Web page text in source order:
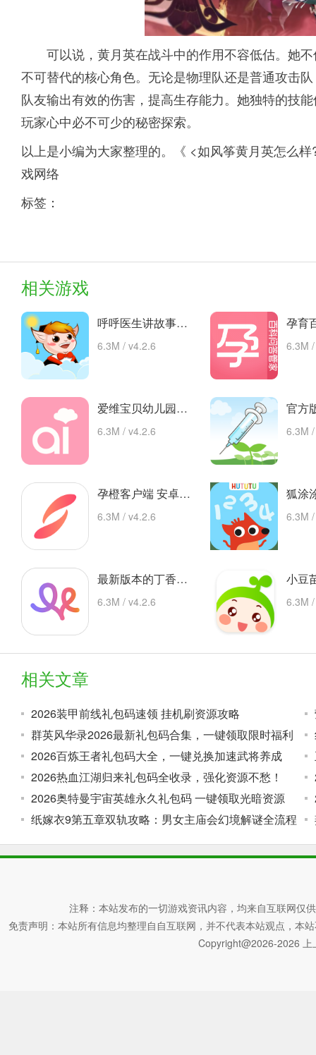
可以说，黄月英在战斗中的作用不容低估。她
不可替代的核心角色。无论是物理队还是普通攻击
队友输出有效的伤害，提高生存能力。她独特的技
玩家心中必不可少的秘密探索。
以上是小编为大家整理的。《 <如风筝黄月英怎么
戏网络
标签：
相关游戏
呼呼医生讲故事手机版的故事 安卓下载
6.3M / v4.2.6 6.3M
爱维宝贝幼儿园管理平台 app下载
6.3M / v4.2.6 6.3M
孕橙客户端 安卓下载
6.3M / v4.2.6 6.3M
最新版本的丁香妈妈app 安卓版
6.3M / v4.2.6 6.3M
相关文章
2026装甲前线礼包码速领 挂机刷资源攻略
群英风华录2026最新礼包码合集，一键领取限时福利
2026百炼王者礼包码大全，一键兑换加速武将养成
2026热血江湖归来礼包码全收录，强化资源不愁！
2026奥特曼宇宙英雄永久礼包码 一键领取光暗资源
纸嫁衣9第五章双轨攻略：男女主庙会幻境解谜全流程
注释：本站发布的一切游戏资讯内容，均来自互联网仅
免责声明：本站所有信息均整理自自互联网，并不代表本站观点，本
Copyright@2026-2026